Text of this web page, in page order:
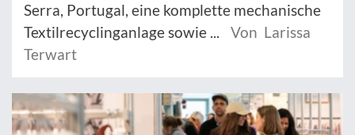
Serra, Portugal, eine komplette mechanische
Textilrecyclinganlage sowie ...
Von Larissa
Terwart